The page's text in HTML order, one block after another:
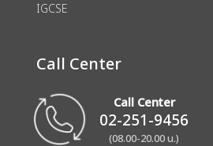
IGCSE
Call Center
Call Center
02-251-9456
(08.00-20.00 น.)